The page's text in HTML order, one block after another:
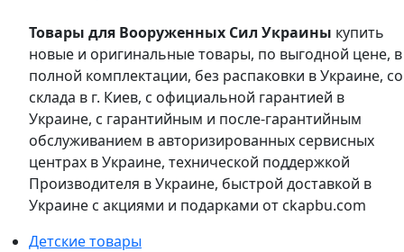
Товары для Вооруженных Сил Украины купить
новые и оригинальные товары, по выгодной цене, в
полной комплектации, без распаковки в Украине, со
склада в г. Киев, с официальной гарантией в
Украине, с гарантийным и после-гарантийным
обслуживанием в авторизированных сервисных
центрах в Украине, технической поддержкой
Производителя в Украине, быстрой доставкой в
Украине с акциями и подарками от ckapbu.com
Детские товары